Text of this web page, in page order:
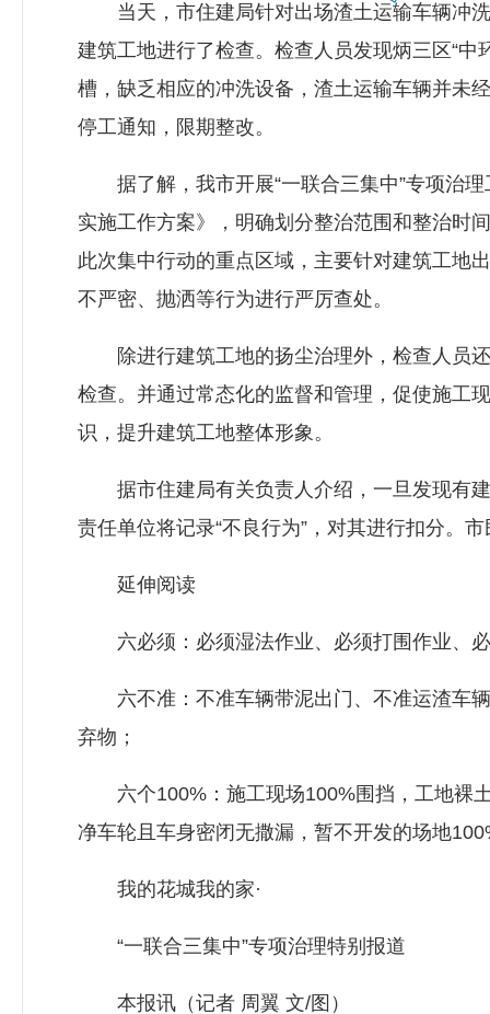
当天，市住建局针对出场渣土运输车辆冲洗
建筑工地进行了检查。检查人员发现炳三区“
槽，缺乏相应的冲洗设备，渣土运输车辆并未
停工通知，限期整改。
据了解，我市开展“一联合三集中”专项治理
实施工作方案》，明确划分整治范围和整治时
此次集中行动的重点区域，主要针对建筑工地
不严密、抛洒等行为进行严厉查处。
除进行建筑工地的扬尘治理外，检查人员还
检查。并通过常态化的监督和管理，促使施工
识，提升建筑工地整体形象。
据市住建局有关负责人介绍，一旦发现有建
责任单位将记录“不良行为”，对其进行扣分。
延伸阅读
六必须：必须湿法作业、必须打围作业、必
六不准：不准车辆带泥出门、不准运渣车辆
弃物；
六个100%：施工现场100%围挡，工地裸土
净车轮且车身密闭无撒漏，暂不开发的场地
我的花城我的家·
“一联合三集中”专项治理特别报道
本报讯（记者 周翼 文/图）